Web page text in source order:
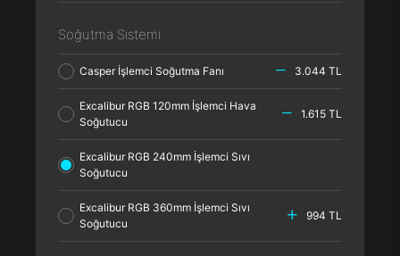
Soğutma Sistemi
Casper İşlemci Soğutma Fanı 3.044 TL
Excalibur RGB 120mm İşlemci Hava
Soğutucu
1.615 TL
Excalibur RGB 240mm İşlemci Sıvı
Soğutucu
Excalibur RGB 360mm İşlemci Sıvı
Soğutucu
994 TL